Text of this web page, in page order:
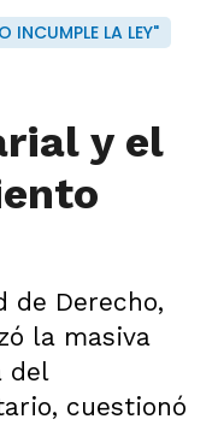
INCUMPLE LA LEY"
y el
de Derecho,
la masiva
del
cuestionó